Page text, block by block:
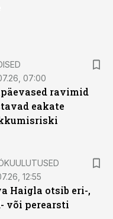
07:00
ravimid
eakate
12:55
Haigla otsib eri-,
või perearsti